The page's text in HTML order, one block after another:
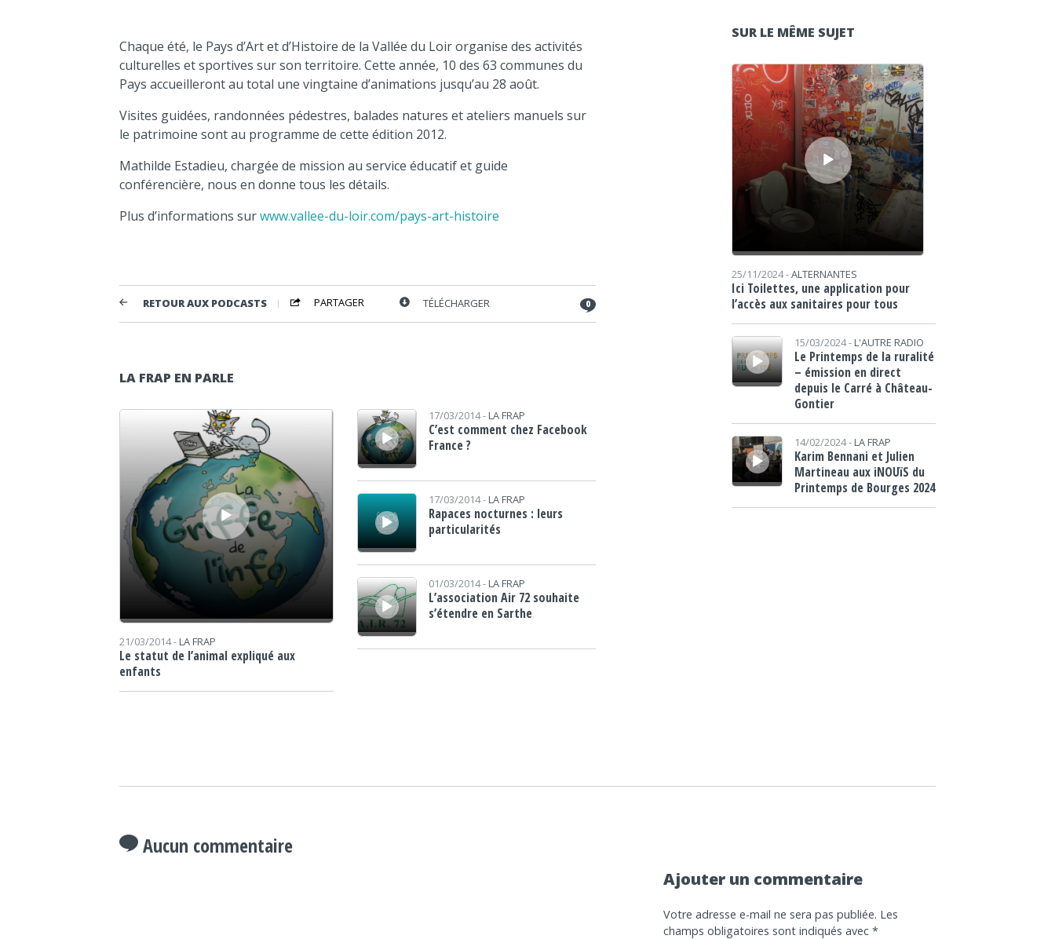
Chaque été, le Pays d’Art et d’Histoire de la Vallée du Loir organise des activités
culturelles et sportives sur son territoire. Cette année, 10 des 63 communes du
Pays accueilleront au total une vingtaine d’animations jusqu’au 28 août.
Visites guidées, randonnées pédestres, balades natures et ateliers manuels sur
le patrimoine sont au programme de cette édition 2012.
Mathilde Estadieu, chargée de mission au service éducatif et guide
conférencière, nous en donne tous les détails.
Plus d’informations surwww.vallee-du-loir.com/pays-art-histoire
RETOUR AUX PODCASTS PARTAGER TÉLÉCHARGER 0
LA FRAP EN PARLE
Lecteur audio
21/03/2014 - LA FRAP
Le statut de l’animal expliqué aux
enfants
Lecteur audio 17/03/2014 - LA FRAP
C’est comment chez Facebook
France ?
Lecteur audio 17/03/2014 - LA FRAP
Rapaces nocturnes : leurs
particularités
Lecteur audio 01/03/2014 - LA FRAP
L’association Air 72 souhaite
s’étendre en Sarthe
SUR LE MÊME SUJET
Lecteur audio
25/11/2024 -ALTERNANTES
Ici Toilettes, une application pour
l’accès aux sanitaires pour tous
Lecteur audio
15/03/2024 - L'AUTRE RADIO
Le Printemps de la ruralité
– émission en direct
depuis le Carré à Château-
Gontier
Lecteur audio
14/02/2024 - LA FRAP
Karim Bennani et Julien
Martineau aux iNOUïS du
Printemps de Bourges 2024
Aucun commentaire
Ajouter un commentaire
Votre adresse e-mail ne sera pas publiée. Les
champs obligatoires sont indiqués avec*